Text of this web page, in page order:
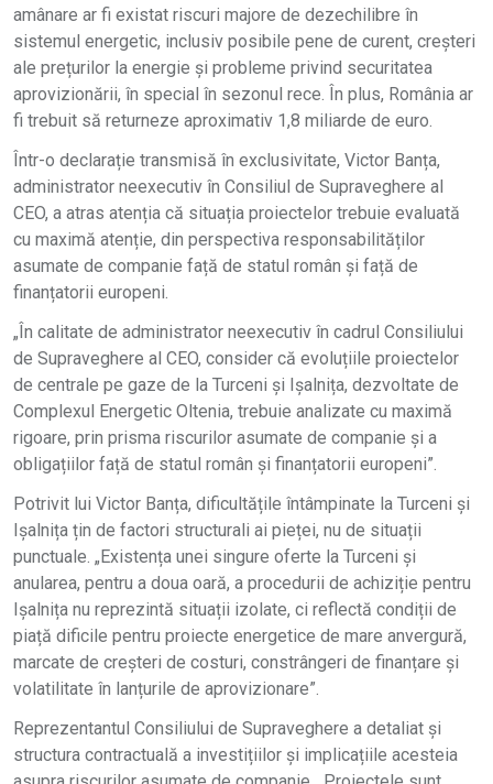
amânare ar fi existat riscuri majore de dezechilibre în
sistemul energetic, inclusiv posibile pene de curent, creșteri
ale prețurilor la energie și probleme privind securitatea
aprovizionării, în special în sezonul rece. În plus, România ar
fi trebuit să returneze aproximativ 1,8 miliarde de euro.
Într-o declarație transmisă în exclusivitate, Victor Banța,
administrator neexecutiv în Consiliul de Supraveghere al
CEO, a atras atenția că situația proiectelor trebuie evaluată
cu maximă atenție, din perspectiva responsabilităților
asumate de companie față de statul român și față de
finanțatorii europeni.
„În calitate de administrator neexecutiv în cadrul Consiliului
de Supraveghere al CEO, consider că evoluțiile proiectelor
de centrale pe gaze de la Turceni și Ișalnița, dezvoltate de
Complexul Energetic Oltenia, trebuie analizate cu maximă
rigoare, prin prisma riscurilor asumate de companie și a
obligațiilor față de statul român și finanțatorii europeni”.
Potrivit lui Victor Banța, dificultățile întâmpinate la Turceni și
Ișalnița țin de factori structurali ai pieței, nu de situații
punctuale. „Existența unei singure oferte la Turceni și
anularea, pentru a doua oară, a procedurii de achiziție pentru
Ișalnița nu reprezintă situații izolate, ci reflectă condiții de
piață dificile pentru proiecte energetice de mare anvergură,
marcate de creșteri de costuri, constrângeri de finanțare și
volatilitate în lanțurile de aprovizionare”.
Reprezentantul Consiliului de Supraveghere a detaliat și
structura contractuală a investițiilor și implicațiile acesteia